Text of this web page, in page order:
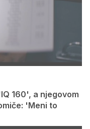
160', a njegovom
'Meni to